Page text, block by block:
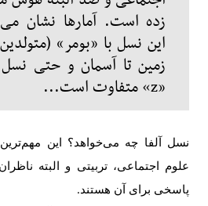
زده است. آمارها نشان
زمین تا آسمان و حتی
«z» متفاوت است...
نسل آلفا چه می‌خواهد؟ این
علوم اجتماعی، تربیتی و البته
پاسخی برای آن هستند.